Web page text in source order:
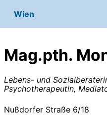
Wien
Mag.pth.
Lebens- und
Psychotherapeutin,
Nußdorfer Straße 6/18